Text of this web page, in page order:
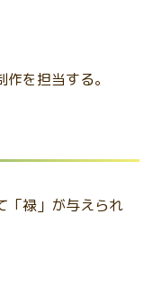
を担当する。
「禄」が与えられ